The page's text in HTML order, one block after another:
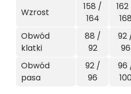
Wzrost
158 /
164
168
Obwód
klatki
88 /
92
92
96
Obwód
pasa
92 /
96
96